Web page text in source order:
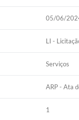
05/06/
LI -
Serviços
ARP - Ata
1